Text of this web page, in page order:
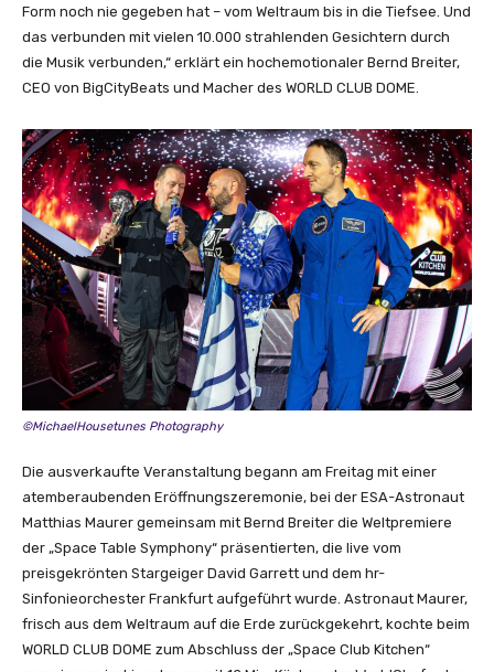
Form noch nie gegeben hat – vom Weltraum bis in die Tiefsee. Und
das verbunden mit vielen 10.000 strahlenden Gesichtern durch
die Musik verbunden,“ erklärt ein hochemotionaler Bernd Breiter,
CEO von BigCityBeats und Macher des WORLD CLUB DOME.
©MichaelHousetunes Photography
Die ausverkaufte Veranstaltung begann am Freitag mit einer
atemberaubenden Eröffnungszeremonie, bei der ESA-Astronaut
Matthias Maurer gemeinsam mit Bernd Breiter die Weltpremiere
der „Space Table Symphony“ präsentierten, die live vom
preisgekrönten Stargeiger David Garrett und dem hr-
Sinfonieorchester Frankfurt aufgeführt wurde. Astronaut Maurer,
frisch aus dem Weltraum auf die Erde zurückgekehrt, kochte beim
WORLD CLUB DOME zum Abschluss der „Space Club Kitchen“